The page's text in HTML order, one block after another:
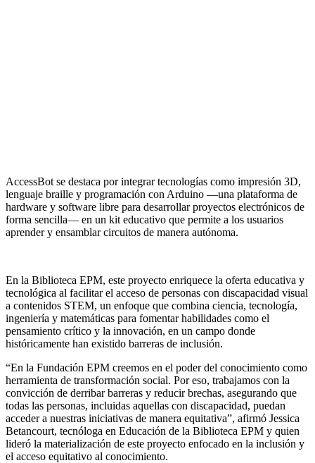
AccessBot se destaca por integrar tecnologías como impresión 3D,
lenguaje braille y programación con Arduino —una plataforma de
hardware y software libre para desarrollar proyectos electrónicos de
forma sencilla— en un kit educativo que permite a los usuarios
aprender y ensamblar circuitos de manera autónoma.
En la Biblioteca EPM, este proyecto enriquece la oferta educativa y
tecnológica al facilitar el acceso de personas con discapacidad visual
a contenidos STEM, un enfoque que combina ciencia, tecnología,
ingeniería y matemáticas para fomentar habilidades como el
pensamiento crítico y la innovación, en un campo donde
históricamente han existido barreras de inclusión.
“En la Fundación EPM creemos en el poder del conocimiento como
herramienta de transformación social. Por eso, trabajamos con la
convicción de derribar barreras y reducir brechas, asegurando que
todas las personas, incluidas aquellas con discapacidad, puedan
acceder a nuestras iniciativas de manera equitativa”, afirmó Jessica
Betancourt, tecnóloga en Educación de la Biblioteca EPM y quien
lideró la materialización de este proyecto enfocado en la inclusión y
el acceso equitativo al conocimiento.